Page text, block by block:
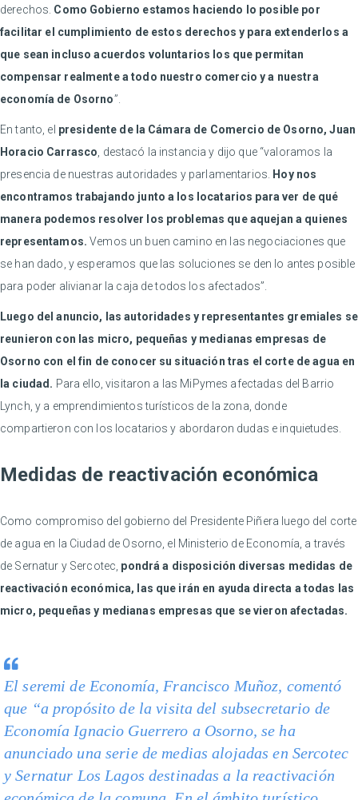
derechos. Como Gobierno estamos haciendo lo posible por
facilitar el cumplimiento de estos derechos y para extenderlos a
que sean incluso acuerdos voluntarios los que permitan
compensar realmente a todo nuestro comercio y a nuestra
economía de Osorno”.
En tanto, el presidente de la Cámara de Comercio de Osorno, Juan
Horacio Carrasco , destacó la instancia y dijo que “valoramos la
presencia de nuestras autoridades y parlamentarios.
Hoy nos
encontramos trabajando junto a los locatarios para ver de qué
manera podemos resolver los problemas que aquejan a quienes
representamos. Vemos un buen camino en las negociaciones que
se han dado, y esperamos que las soluciones se den lo antes posible
para poder alivianar la caja de todos los afectados”.
Luego del anuncio, las autoridades y representantes gremiales se
reunieron con las micro, pequeñas y medianas empresas de
Osorno con el fin de conocer su situación tras el corte de agua en
la ciudad. Para ello, visitaron a las MiPymes afectadas del Barrio
Lynch, y a emprendimientos turísticos de la zona, donde
compartieron con los locatarios y abordaron dudas e inquietudes.
Medidas de reactivación económica
Como compromiso del gobierno del Presidente Piñera luego del corte
de agua en la Ciudad de Osorno, el Ministerio de Economía, a través
de Sernatur y Sercotec, pondrá a disposición diversas medidas de
reactivación económica, las que irán en ayuda directa a todas las
micro, pequeñas y medianas empresas que se vieron afectadas.
El seremi de Economía, Francisco Muñoz, comentó
que “a propósito de la visita del subsecretario de
Economía Ignacio Guerrero a Osorno, se ha
anunciado una serie de medias alojadas en Sercotec
y Sernatur Los Lagos destinadas a la reactivación